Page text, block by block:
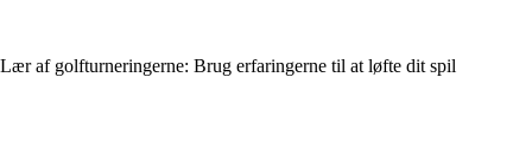
Lær af golfturneringerne: Brug erfaringerne til at løfte dit spil